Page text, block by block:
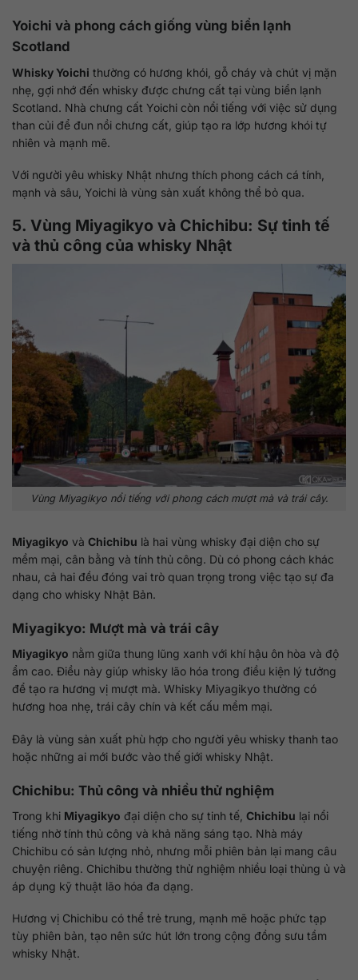
Yoichi và phong cách giống vùng biển lạnh
Scotland
Whisky Yoichi thường có hương khói, gỗ cháy và chút vị mặn
nhẹ, gợi nhớ đến whisky được chưng cất tại vùng biển lạnh
Scotland. Nhà chưng cất Yoichi còn nổi tiếng với việc sử dụng
than củi để đun nồi chưng cất, giúp tạo ra lớp hương khói tự
nhiên và mạnh mẽ.
Với người yêu whisky Nhật nhưng thích phong cách cá tính,
mạnh và sâu, Yoichi là vùng sản xuất không thể bỏ qua.
5. Vùng Miyagikyo và Chichibu: Sự tinh tế
và thủ công của whisky Nhật
Vùng Miyagikyo nổi tiếng với phong cách mượt mà và trái cây.
Miyagikyo và Chichibu là hai vùng whisky đại diện cho sự
mềm mại, cân bằng và tính thủ công. Dù có phong cách khác
nhau, cả hai đều đóng vai trò quan trọng trong việc tạo sự đa
dạng cho whisky Nhật Bản.
Miyagikyo: Mượt mà và trái cây
Miyagikyo nằm giữa thung lũng xanh với khí hậu ôn hòa và độ
ẩm cao. Điều này giúp whisky lão hóa trong điều kiện lý tưởng
để tạo ra hương vị mượt mà. Whisky Miyagikyo thường có
hương hoa nhẹ, trái cây chín và kết cấu mềm mại.
Đây là vùng sản xuất phù hợp cho người yêu whisky thanh tao
hoặc những ai mới bước vào thế giới whisky Nhật.
Chichibu: Thủ công và nhiều thử nghiệm
Trong khi Miyagikyo đại diện cho sự tinh tế, Chichibu lại nổi
tiếng nhờ tính thủ công và khả năng sáng tạo. Nhà máy
Chichibu có sản lượng nhỏ, nhưng mỗi phiên bản lại mang câu
chuyện riêng. Chichibu thường thử nghiệm nhiều loại thùng ủ và
áp dụng kỹ thuật lão hóa đa dạng.
Hương vị Chichibu có thể trẻ trung, mạnh mẽ hoặc phức tạp
tùy phiên bản, tạo nên sức hút lớn trong cộng đồng sưu tầm
whisky Nhật.